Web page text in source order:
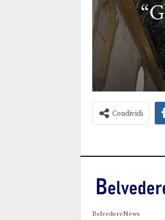
Condividi
BelvedereNews